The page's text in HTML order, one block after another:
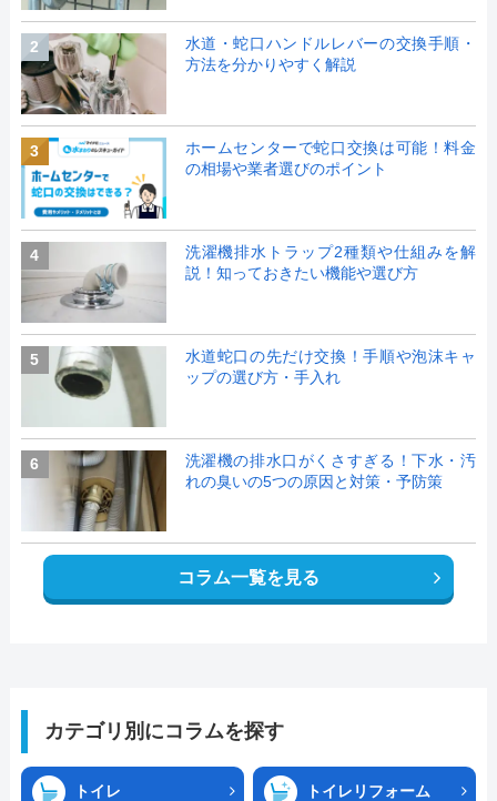
2
水道・蛇口ハンドルレバーの交換手順・
方法を分かりやすく解説
3
ホームセンターで蛇口交換は可能！料金
の相場や業者選びのポイント
4
洗濯機排水トラップ2種類や仕組みを解
説！知っておきたい機能や選び方
5
水道蛇口の先だけ交換！手順や泡沫キャ
ップの選び方・手入れ
6
洗濯機の排水口がくさすぎる！下水・汚
れの臭いの5つの原因と対策・予防策
コラム一覧を見る
カテゴリ別にコラムを探す
トイレ トイレリフォーム